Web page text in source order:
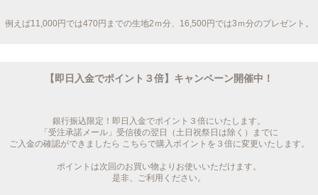
例えば11,000円では470円までの生地2ｍ分、16,500円では3ｍ分のプレゼント。
【即日入金でポイント３倍】キャンペーン開催中！
銀行振込限定！即日入金でポイント３倍にいたします。
「受注承諾メール」受信後の翌日（土日祝祭日は除く）までに
ご入金の確認ができましたら こちらで購入ポイントを３倍に変更いたします。
ポイントは次回のお買い物よりお使いいただけます。
是非、ご利用ください。